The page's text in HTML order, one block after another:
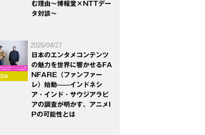
む理由～博報堂×NTTデー
タ対談～
2026/04/27
日本のエンタメコンテンツ
の魅力を世界に響かせるFA
NFARE（ファンファー
レ）始動——インドネシ
ア・インド・サウジアラビ
アの調査が明かす、アニメI
Pの可能性とは